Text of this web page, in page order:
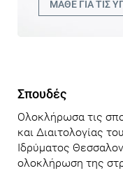
ΜΑΘΕ ΓΙΑ ΤΙΣ
Σπουδές
Ολοκλήρωσα τις
και Διαιτολογίας
Ιδρύματος
ολοκλήρωση της